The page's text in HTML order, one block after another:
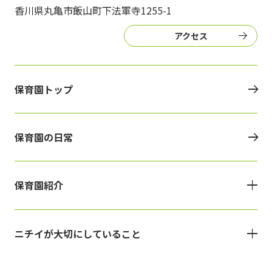
香川県丸亀市飯山町下法軍寺1255-1
アクセス
保育園トップ
保育園の日常
保育園紹介
ニチイが大切にしていること